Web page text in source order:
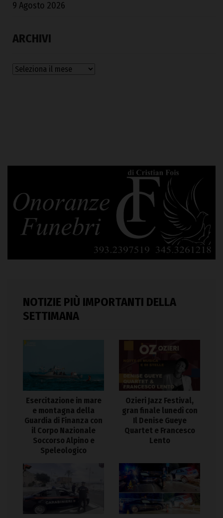
9 Agosto 2026
ARCHIVI
Archivi
NOTIZIE PIÙ IMPORTANTI DELLA
SETTIMANA
Esercitazione in mare
e montagna della
Guardia di Finanza con
il Corpo Nazionale
Soccorso Alpino e
Speleologico
Ozieri Jazz Festival,
gran finale lunedì con
Il Denise Gueye
Quartet e Francesco
Lento